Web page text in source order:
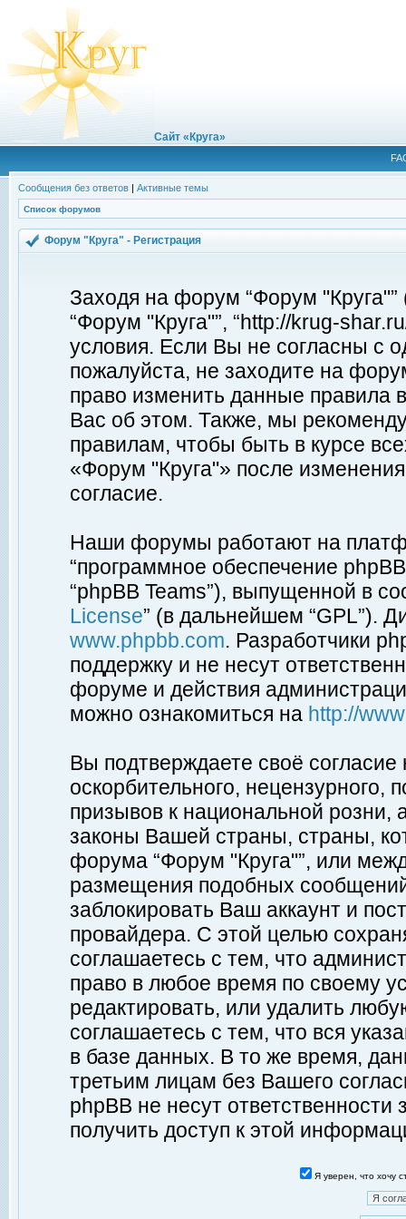
Сайт «Круга»
Сообщения без ответов | Активные темы
Список форумов
Форум "Круга" - Регистрация
Заходя на форум “Форум
“Форум "Круга"”, “http://krug-
условия. Если Вы не согласны с
пожалуйста, не заходите на
право изменить данные правила
Вас об этом. Также, мы
правилам, чтобы быть в курсе
«Форум "Круга"» после
согласие.
Наши форумы работают на
“программное обеспечение
“phpBB Teams”), выпущенной в
License” (в дальнейшем “GPL”).
www.phpbb.com. Разработчики
поддержку и не несут
форуме и действия
можно ознакомиться на http://
Вы подтверждаете своё
оскорбительного, нецензурного,
призывов к национальной
законы Вашей страны, страны,
форума “Форум "Круга"”, или
размещения подобных
заблокировать Ваш аккаунт и
провайдера. С этой целью
соглашаетесь с тем, что
право в любое время по своему
редактировать, или удалить
соглашаетесь с тем, что вся
в базе данных. В то же время,
третьим лицам без Вашего
phpBB не несут ответственности
получить доступ к этой
Я уверен, что хочу